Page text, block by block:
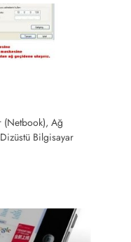
(Netbook), Ağ
Bilgisayar